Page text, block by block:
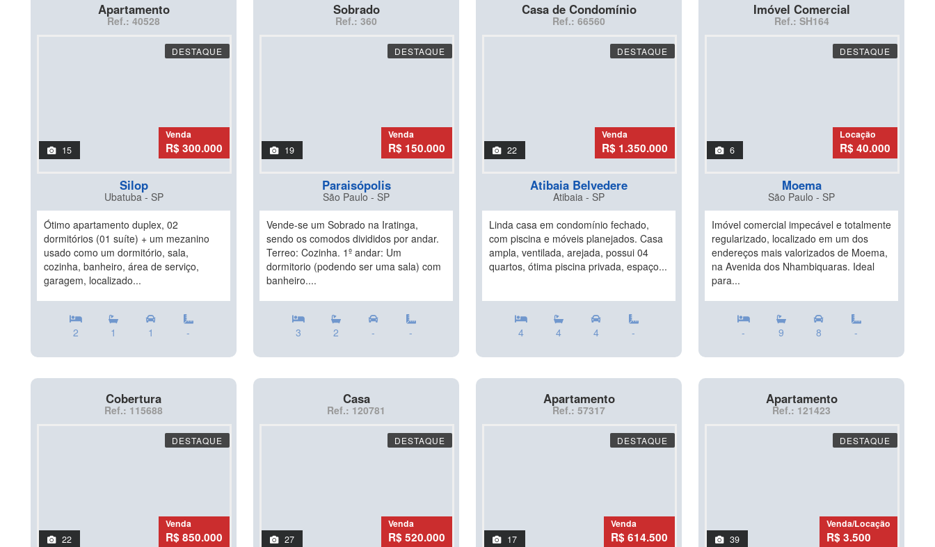
Apartamento
Ref.: 40528
DESTAQUE
15
Venda
R$ 300.000
Silop
Ubatuba - SP
Ótimo apartamento duplex, 02
dormitórios (01 suíte) + um mezanino
usado como um dormitório, sala,
cozinha, banheiro, área de serviço,
garagem, localizado...
2 1 1 -
Sobrado
Ref.: 360
DESTAQUE
19
Venda
R$ 150.000
Paraisópolis
São Paulo - SP
Vende-se um Sobrado na Iratinga,
sendo os comodos divididos por andar.
Terreo: Cozinha. 1º andar: Um
dormitorio (podendo ser uma sala) com
banheiro....
3 2 - -
Casa de Condomínio
Ref.: 66560
DESTAQUE
22
Venda
R$ 1.350.000
Atibaia Belvedere
Atibaia - SP
Linda casa em condomínio fechado,
com piscina e móveis planejados. Casa
ampla, ventilada, arejada, possui 04
quartos, ótima piscina privada, espaço...
4 4 4 -
Imóvel Comercial
Ref.: SH164
DESTAQUE
6
Locação
R$ 40.000
Moema
São Paulo - SP
Imóvel comercial impecável e totalmente
regularizado, localizado em um dos
endereços mais valorizados de Moema,
na Avenida dos Nhambiquaras. Ideal
para...
- 9 8 -
Cobertura
Ref.: 115688
DESTAQUE
22
Venda
R$ 850.000
Casa
Ref.: 120781
DESTAQUE
27
Venda
R$ 520.000
Apartamento
Ref.: 57317
DESTAQUE
17
Venda
R$ 614.500
Apartamento
Ref.: 121423
DESTAQUE
39
Venda/Locação
R$ 3.500